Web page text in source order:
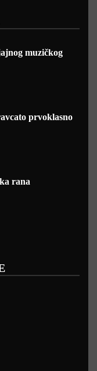
muzičkog
prvoklasno
rana